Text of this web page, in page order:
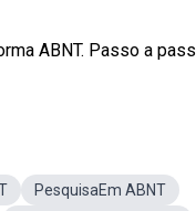
ABNT. Passo a
PesquisaEm ABNT